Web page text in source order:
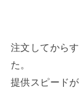
注文してから
た。
提供スピード